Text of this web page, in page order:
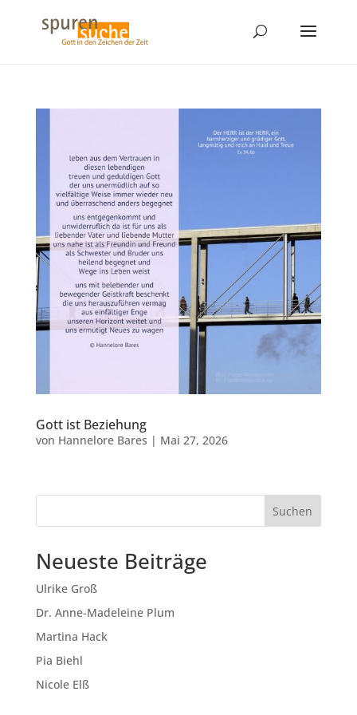
Gott ist Beziehung
von Hannelore Bares | Mai 27, 2026
Suchen
Neueste Beiträge
Ulrike Groß
Dr. Anne-Madeleine Plum
Martina Hack
Pia Biehl
Nicole Elß